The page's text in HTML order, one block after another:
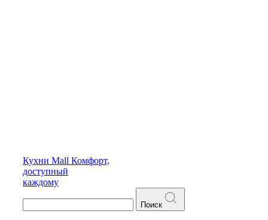
Кухни Mall Комфорт,
доступный
каждому
Поиск